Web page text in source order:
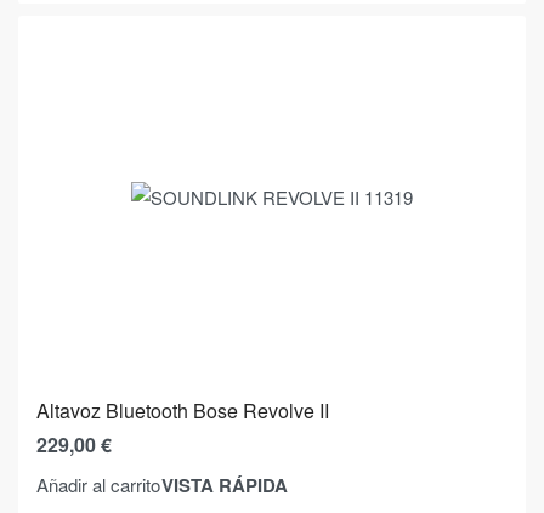
Altavoz Bluetooth Bose Revolve II
229,00€
Añadir al carritoVISTA RÁPIDA